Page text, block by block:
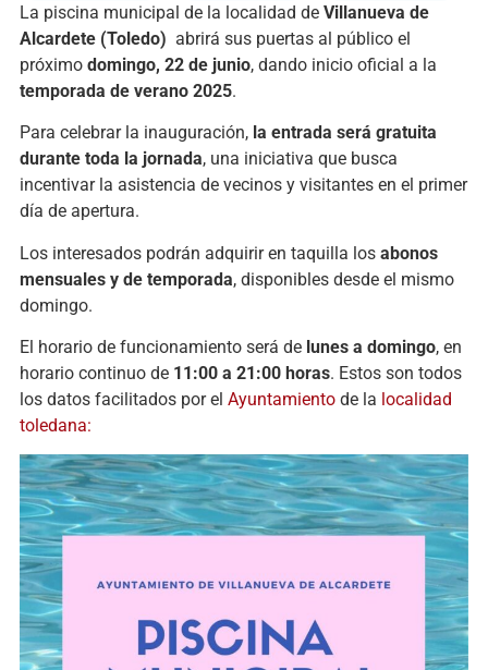
La piscina municipal de la localidad de Villanueva de
Alcardete (Toledo) abrirá sus puertas al público el
próximo domingo, 22 de junio, dando inicio oficial a la
temporada de verano 2025.
Para celebrar la inauguración, la entrada será gratuita
durante toda la jornada, una iniciativa que busca
incentivar la asistencia de vecinos y visitantes en el primer
día de apertura.
Los interesados podrán adquirir en taquilla los abonos
mensuales y de temporada, disponibles desde el mismo
domingo.
El horario de funcionamiento será de lunes a domingo, en
horario continuo de 11:00 a 21:00 horas. Estos son todos
los datos facilitados por el Ayuntamientode la localidad
toledana: